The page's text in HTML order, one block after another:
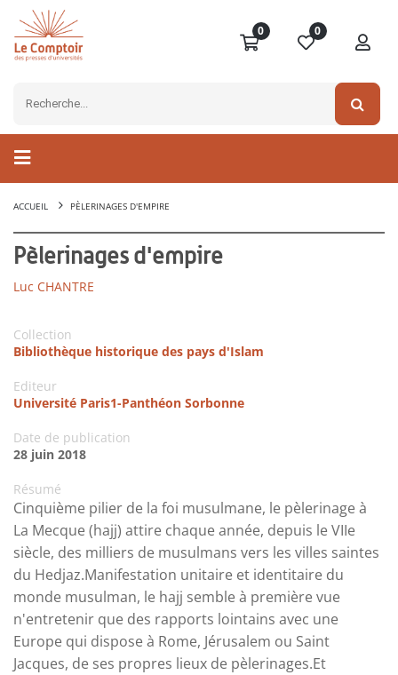
0 0
ACCUEIL PÈLERINAGES D'EMPIRE
Pèlerinages d'empire
Luc CHANTRE
Collection
Bibliothèque historique des pays d'Islam
Editeur
Université Paris1-Panthéon Sorbonne
Date de publication
28 juin 2018
Résumé
Cinquième pilier de la foi musulmane, le pèlerinage à
La Mecque (hajj) attire chaque année, depuis le VIIe
siècle, des milliers de musulmans vers les villes saintes
du Hedjaz.Manifestation unitaire et identitaire du
monde musulman, le hajj semble à première vue
n'entretenir que des rapports lointains avec une
Europe qui dispose à Rome, Jérusalem ou Saint
Jacques, de ses propres lieux de pèlerinages.Et